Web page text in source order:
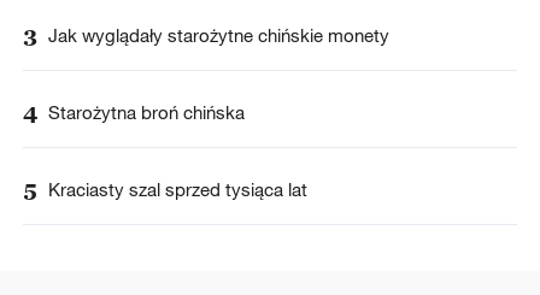
3 Jak wyglądały starożytne chińskie monety
4 Starożytna broń chińska
5 Kraciasty szal sprzed tysiąca lat